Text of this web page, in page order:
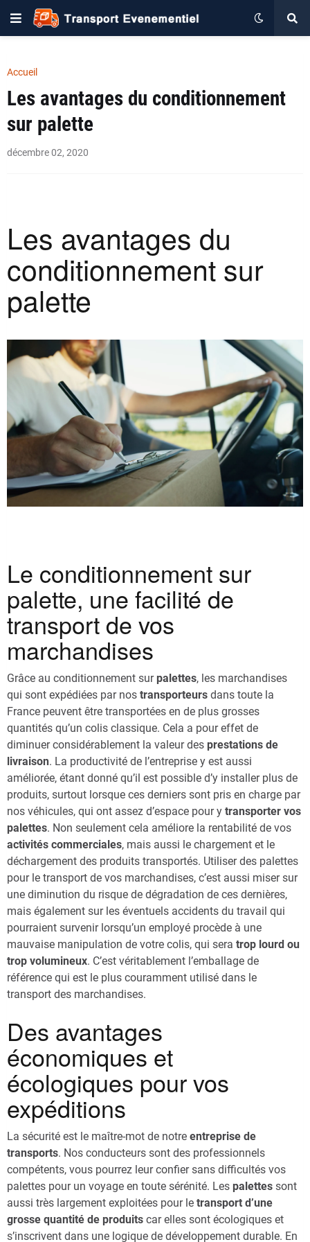
Accueil
Les avantages du conditionnement
sur palette
décembre 02, 2020
Les avantages du
conditionnement sur
palette
Le conditionnement sur
palette, une facilité de
transport de vos
marchandises
Grâce au conditionnement sur palettes, les marchandises
qui sont expédiées par nos transporteurs dans toute la
France peuvent être transportées en de plus grosses
quantités qu’un colis classique. Cela a pour effet de
diminuer considérablement la valeur des prestations de
livraison. La productivité de l’entreprise y est aussi
améliorée, étant donné qu’il est possible d’y installer plus de
produits, surtout lorsque ces derniers sont pris en charge par
nos véhicules, qui ont assez d’espace pour y transporter vos
palettes. Non seulement cela améliore la rentabilité de vos
activités commerciales, mais aussi le chargement et le
déchargement des produits transportés. Utiliser des palettes
pour le transport de vos marchandises, c’est aussi miser sur
une diminution du risque de dégradation de ces dernières,
mais également sur les éventuels accidents du travail qui
pourraient survenir lorsqu’un employé procède à une
mauvaise manipulation de votre colis, qui sera trop lourd ou
trop volumineux. C’est véritablement l’emballage de
référence qui est le plus couramment utilisé dans le
transport des marchandises.
Des avantages
économiques et
écologiques pour vos
expéditions
La sécurité est le maître-mot de notre entreprise de
transports. Nos conducteurs sont des professionnels
compétents, vous pourrez leur confier sans difficultés vos
palettes pour un voyage en toute sérénité. Les palettes sont
aussi très largement exploitées pour le transport d’une
grosse quantité de produits car elles sont écologiques et
s’inscrivent dans une logique de développement durable. En